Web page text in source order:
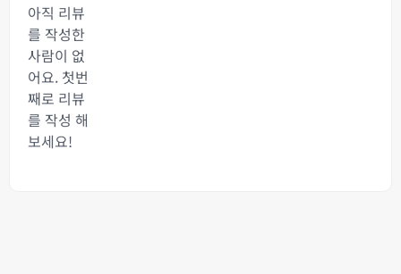
아직 리뷰
를 작성한
사람이 없
어요. 첫번
째로 리뷰
를 작성 해
보세요!